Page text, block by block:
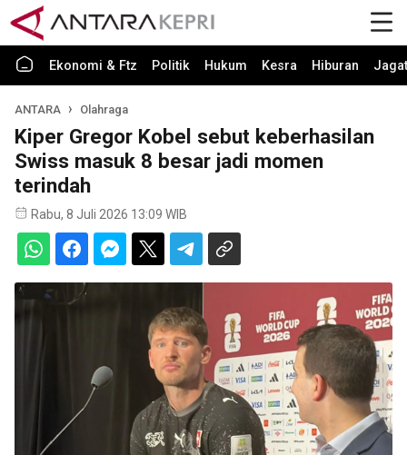
Ekonomi & Ftz Politik Hukum Kesra Hiburan Jagat
ANTARA Olahraga
Kiper Gregor Kobel sebut keberhasilan
Swiss masuk 8 besar jadi momen
terindah
Rabu, 8 Juli 2026 13:09 WIB